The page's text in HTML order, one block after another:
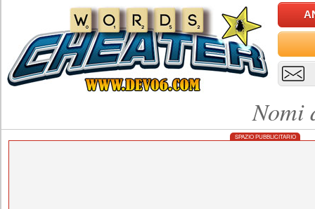
Nomi
SPAZIO PUBBLICITARIO